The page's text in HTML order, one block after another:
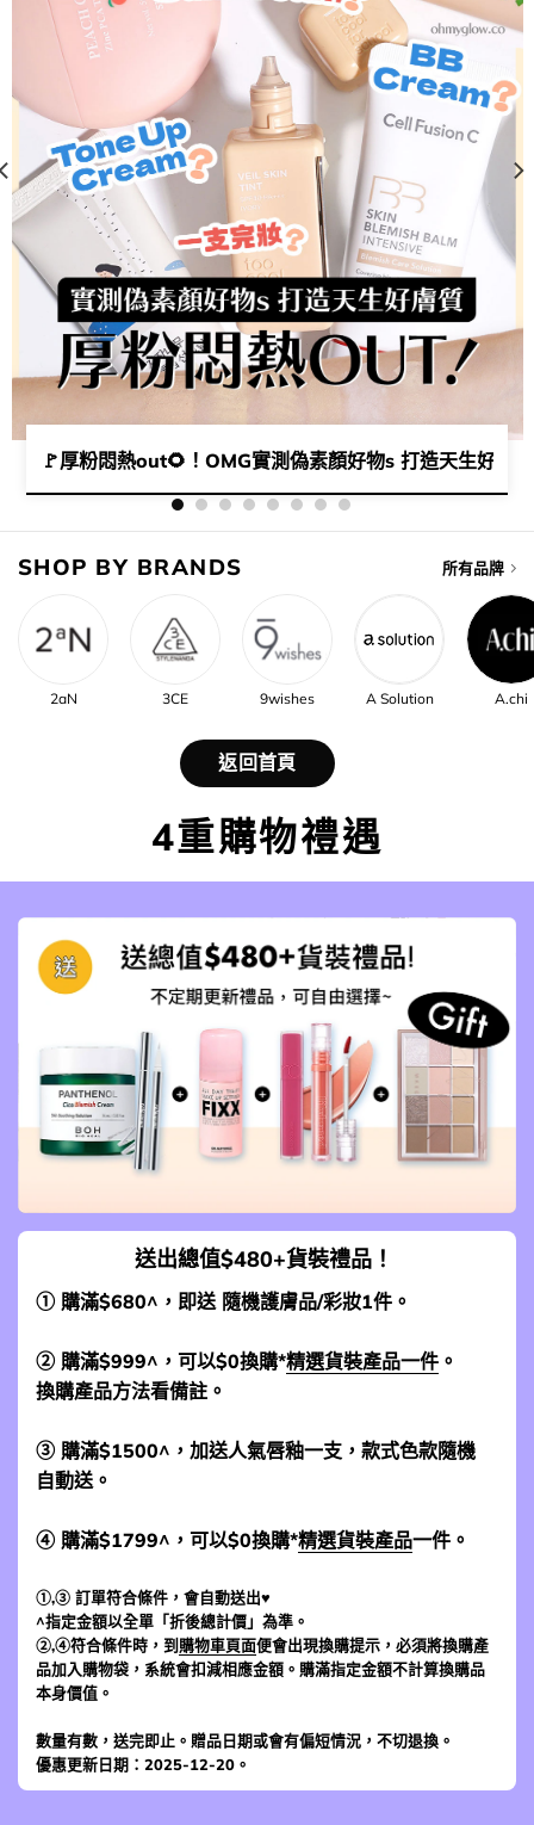
🚩厚粉悶熱out🌻！OMG實測偽素顏好物s 打造天生好膚
合集​🌞​🌟​
SHOP BY BRANDS 所有品牌
2aN 3CE 9wishes A Solution A.chi
返回首頁
4重購物禮遇
送出總值$480+貨裝禮品！
① 購滿$680^，即送 隨機護膚品/彩妝1件。
② 購滿$999^，可以$0換購*精選貨裝產品一件 。
換購產品方法看備註。
③ 購滿$1500^，加送人氣唇釉一支，款式色款隨機
自動送。
④ 購滿$1799^，可以$0換購*精選貨裝產品一件。
①,③ 訂單符合條件，會自動送出♥
^指定金額以全單「折後總計價」為準。
②,④符合條件時，到 購物車頁面便會出現換購提示，必須將換購產
品加入購物袋，系統會扣減相應金額。購滿指定金額不計算換購品
本身價值。
數量有數，送完即止。贈品日期或會有偏短情況，不切退換。
優惠更新日期：2025-12-20。